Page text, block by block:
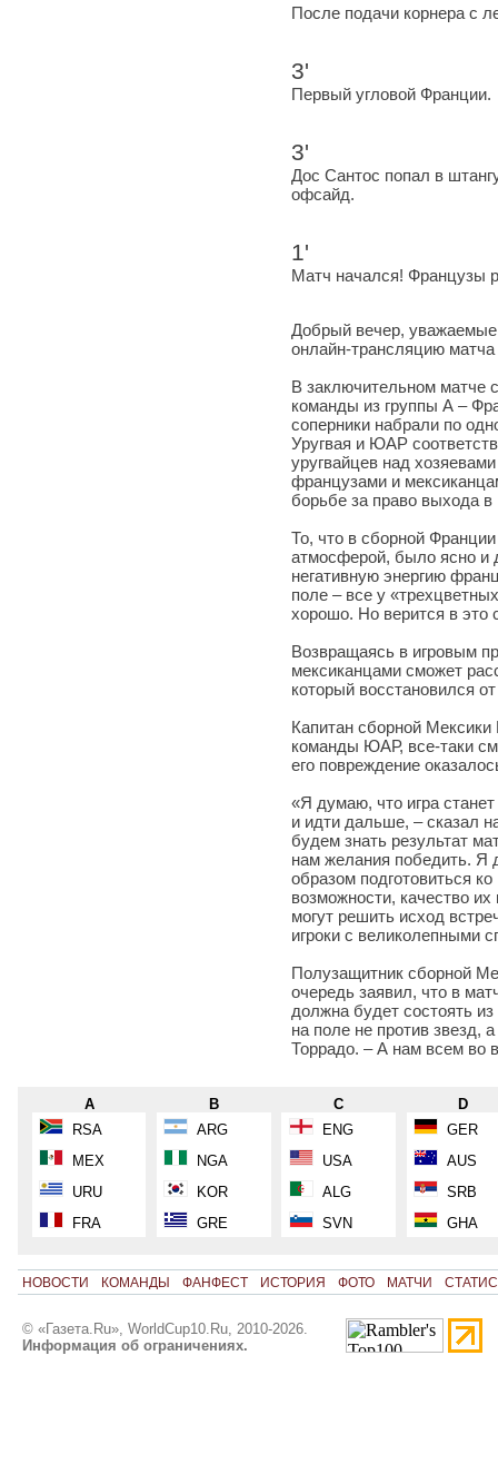
После подачи корнера с
3'
Первый угловой Франции.
3'
Дос Сантос попал в
офсайд.
1'
Матч начался! Французы
Добрый вечер, уважаемые
онлайн-трансляцию
В заключительном матче
команды из группы А –
соперники набрали по
Уругвая и ЮАР
уругвайцев над
французами и
борьбе за право выхода
То, что в сборной
атмосферой, было ясно и
негативную энергию
поле – все у
хорошо. Но верится в это
Возвращаясь в игровым
мексиканцами сможет
который восстановился
Капитан сборной
команды ЮАР, все-таки
его повреждение
«Я думаю, что игра
и идти дальше, – сказал
будем знать результат
нам желания победить.
образом подготовиться
возможности, качество их
могут решить исход
игроки с великолепными
Полузащитник сборной
очередь заявил, что в
должна будет состоять
на поле не против звезд,
Торрадо. – А нам всем во
A
RSA
MEX
URU
FRA
B
ARG
NGA
KOR
GRE
C
ENG
USA
ALG
SVN
D
GER
AUS
SRB
GHA
НОВОСТИ КОМАНДЫ ФАНФЕСТ ИСТОРИЯ ФОТО МАТЧИ
© «Газета.Ru», WorldCup10.Ru, 2010-2026.
Информация об ограничениях.